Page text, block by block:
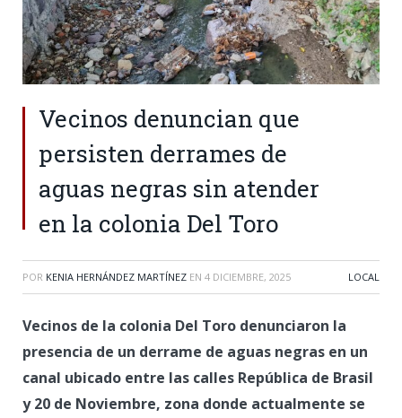
Vecinos denuncian que
persisten derrames de
aguas negras sin atender
en la colonia Del Toro
POR KENIA HERNÁNDEZ MARTÍNEZ EN 4 DICIEMBRE, 2025 LOCAL
Vecinos de la colonia Del Toro denunciaron la
presencia de un derrame de aguas negras en un
canal ubicado entre las calles República de Brasil
y 20 de Noviembre, zona donde actualmente se